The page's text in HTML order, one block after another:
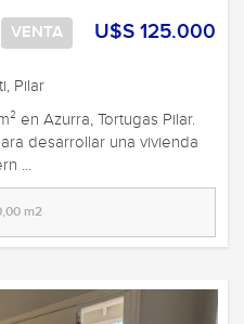
U$S 125.000
VENTA
Pilar
en Azurra, Tortugas Pilar.
desarrollar una vivienda
...
m2